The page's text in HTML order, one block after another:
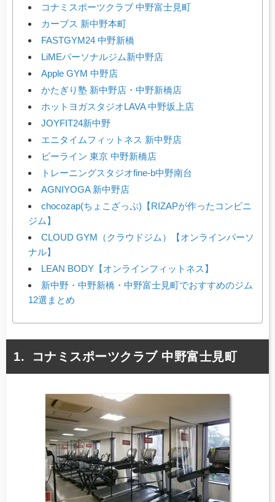
コナミスポーツクラブ 中野富士見町
カーブス 新中野本町
FASTGYM24 中野新橋
LiMEパーソナルジム新中野店
Apple GYM 中野店
かたぎり塾 新中野店・中野新橋店
ホットヨガスタジオLAVA 中野坂上店
JOYFIT24新中野
エニタイムフィットネス 新中野店
ビーライン 東京 中野新橋店
トレーニングスタジオfine-b中野南台
AGNIYOGA 新中野店
chocozap(ちょこざっぷ)【RIZAPが作ったコンビニ
ジム】
CLOUD GYM（クラウドジム）【オンラインパーソ
ナル】
LEAN BODY【オンラインフィットネス】
新中野・中野新橋・中野富士見町でおすすめのジム
12選まとめ
コナミスポーツクラブ 中野富士見町